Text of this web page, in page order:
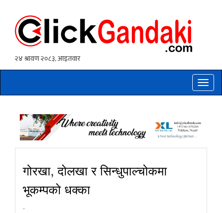
Toggle
गोरखा, दोलखा र सिन्धुपाल्चोकमा
भूकम्पको धक्का
-